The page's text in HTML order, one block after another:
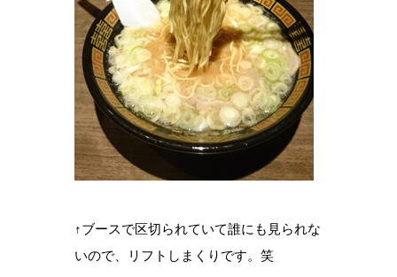
↑ブースで区切られていて誰にも見られな
いので、リフトしまくりです。笑